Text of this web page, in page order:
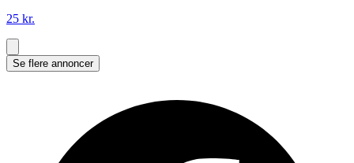
25 kr.
Se flere annoncer